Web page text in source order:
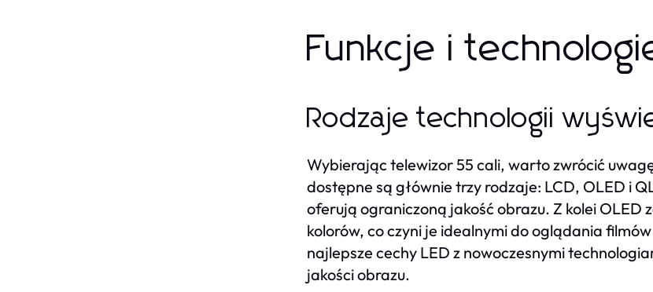
Funkcje i
Rodzaje technologii
Wybierając telewizor 55 cali, warto zwrócić
dostępne są głównie trzy rodzaje: LCD, OLED i
oferują ograniczoną jakość obrazu. Z kolei
kolorów, co czyni je idealnymi do oglądania
najlepsze cechy LED z nowoczesnymi
jakości obrazu.